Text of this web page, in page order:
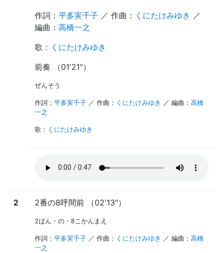
作詞： 平多実千子 ／ 作曲： くにたけみゆき ／
編曲： 高橋一之
歌 ： くにたけみゆき
前奏 （01'21"）
ぜんそう
作詞： 平多実千子 ／ 作曲： くにたけみゆき ／ 編曲： 高橋
一之
歌 ： くにたけみゆき
2 2番の8呼間前 （02'13"）
2ばん・の・8こかんまえ
作詞： 平多実千子 ／ 作曲： くにたけみゆき ／ 編曲： 高橋
一之